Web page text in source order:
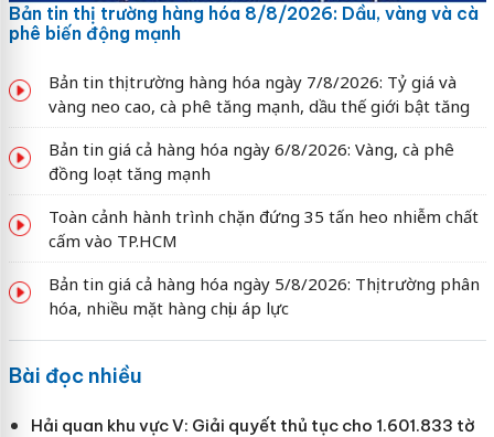
Bản tin thị trường hàng hóa 8/8/2026: Dầu, vàng và cà
phê biến động mạnh
Bản tin thị trường hàng hóa ngày 7/8/2026: Tỷ giá và
vàng neo cao, cà phê tăng mạnh, dầu thế giới bật tăng
Bản tin giá cả hàng hóa ngày 6/8/2026: Vàng, cà phê
đồng loạt tăng mạnh
Toàn cảnh hành trình chặn đứng 35 tấn heo nhiễm chất
cấm vào TP.HCM
Bản tin giá cả hàng hóa ngày 5/8/2026: Thị trường phân
hóa, nhiều mặt hàng chịu áp lực
Bài đọc nhiều
Hải quan khu vực V: Giải quyết thủ tục cho 1.601.833 tờ